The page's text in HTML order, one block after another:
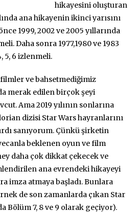
hikayesini oluşturan
ana hikayenin ikinci yarısını
1999, 2002 ve 2005 yıllarında
Daha sonra 1977,1980 ve 1983
5, 6 izlenmeli.
ve bahsetmediğimiz
merak edilen birçok şeyi
Ama 2019 yılının sonlarına
dizisi Star Wars hayranlarını
sanıyorum. Çünkü şirketin
beklenen oyun ve film
daha çok dikkat çekecek ve
ana evrendeki hikayeyi
imza atmaya başladı. Bunlara
de son zamanlarda çıkan Star
Bölüm 7, 8 ve 9 olarak geçiyor).